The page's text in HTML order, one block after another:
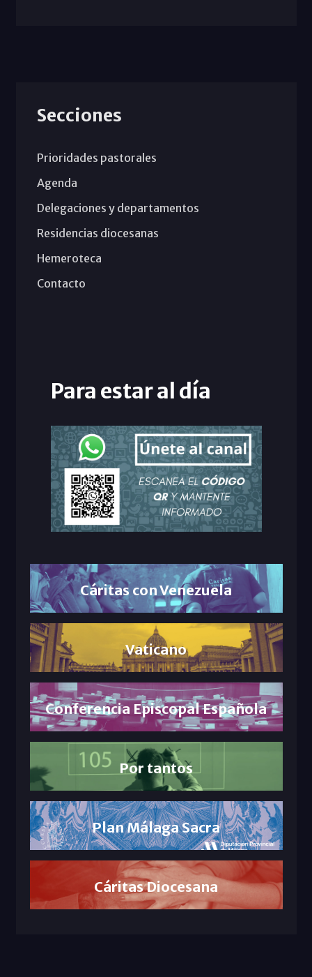
Secciones
Prioridades pastorales
Agenda
Delegaciones y departamentos
Residencias diocesanas
Hemeroteca
Contacto
Para estar al día
Cáritas con Venezuela
Vaticano
Conferencia Episcopal Española
Por tantos
Plan Málaga Sacra
Cáritas Diocesana